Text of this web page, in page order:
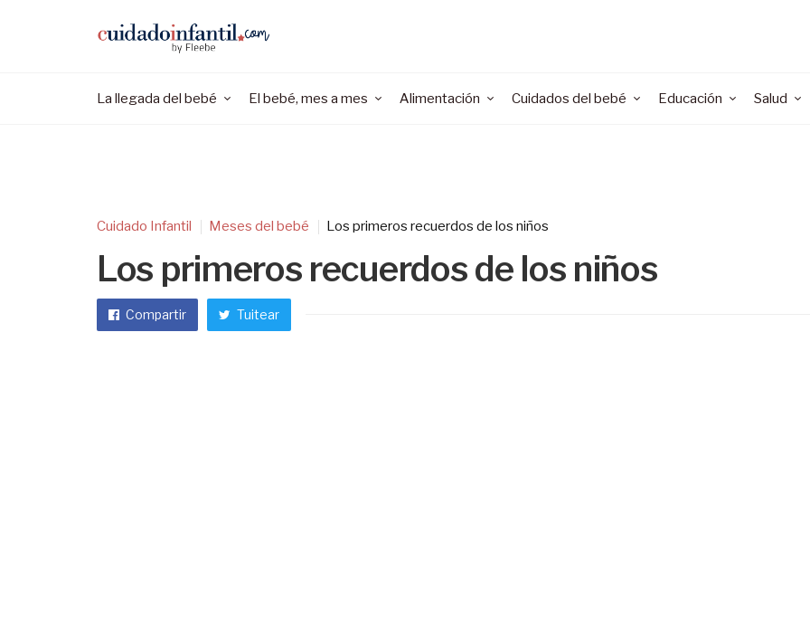
La llegada del bebé El bebé, mes a mes Alimentación Cuidados del bebé Educación Salud
Cuidado Infantil Meses del bebé Los primeros recuerdos de los niños
Los primeros recuerdos de los niños
Compartir Tuitear